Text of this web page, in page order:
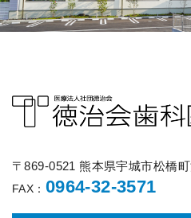
〒869-0521 熊本県宇城市松橋
FAX： 0964-32-3571